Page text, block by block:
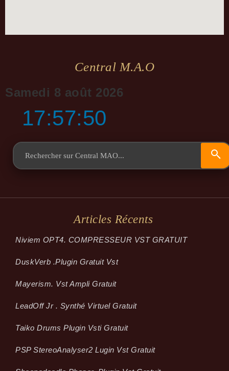
Central M.a.o
Samedi 8 août 2026
17:57:50
Articles Récents
Niviem OPT4. COMPRESSEUR VST GRATUIT
Dusk­Verb .plugin Gratuit Vst
Mayerism. Vst Ampli Gratuit
LeadOff Jr . Synthé Virtuel Gratuit
Taiko Drums Plugin Vsti Gratuit
PSP StereoAnalyser2 Lugin Vst Gratuit